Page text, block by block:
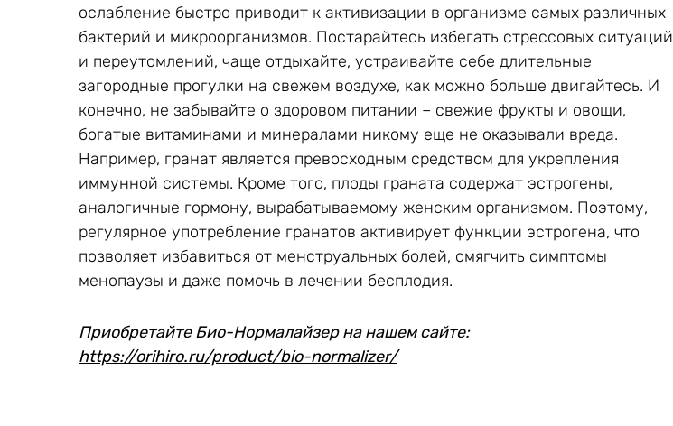
ослабление быстро приводит к активизации в организме самых различных
бактерий и микроорганизмов. Постарайтесь избегать стрессовых ситуаций
и переутомлений, чаще отдыхайте, устраивайте себе длительные
загородные прогулки на свежем воздухе, как можно больше двигайтесь. И
конечно, не забывайте о здоровом питании – свежие фрукты и овощи,
богатые витаминами и минералами никому еще не оказывали вреда.
Например, гранат является превосходным средством для укрепления
иммунной системы. Кроме того, плоды граната содержат эстрогены,
аналогичные гормону, вырабатываемому женским организмом. Поэтому,
регулярное употребление гранатов активирует функции эстрогена, что
позволяет избавиться от менструальных болей, смягчить симптомы
менопаузы и даже помочь в лечении бесплодия.
Приобретайте Био-Нормалайзер на нашем сайте:
https://orihiro.ru/product/bio-normalizer/